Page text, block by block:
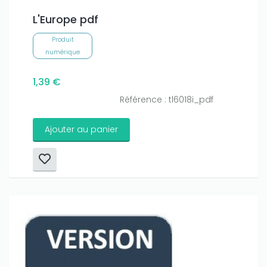
L'Europe pdf
Produit
numérique
1,39 €
Référence : tl6018i_pdf
Ajouter au panier